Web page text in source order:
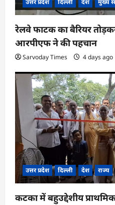
उत्तर प्रदेश दिल्ली देश मुख्य
रेलवे फाटक का बैरियर
आरपीएफ ने की पहचान
Sarvoday Times 4 days ago
उत्तर प्रदेश दिल्ली देश राज्य
कटका में बहुउद्देशीय